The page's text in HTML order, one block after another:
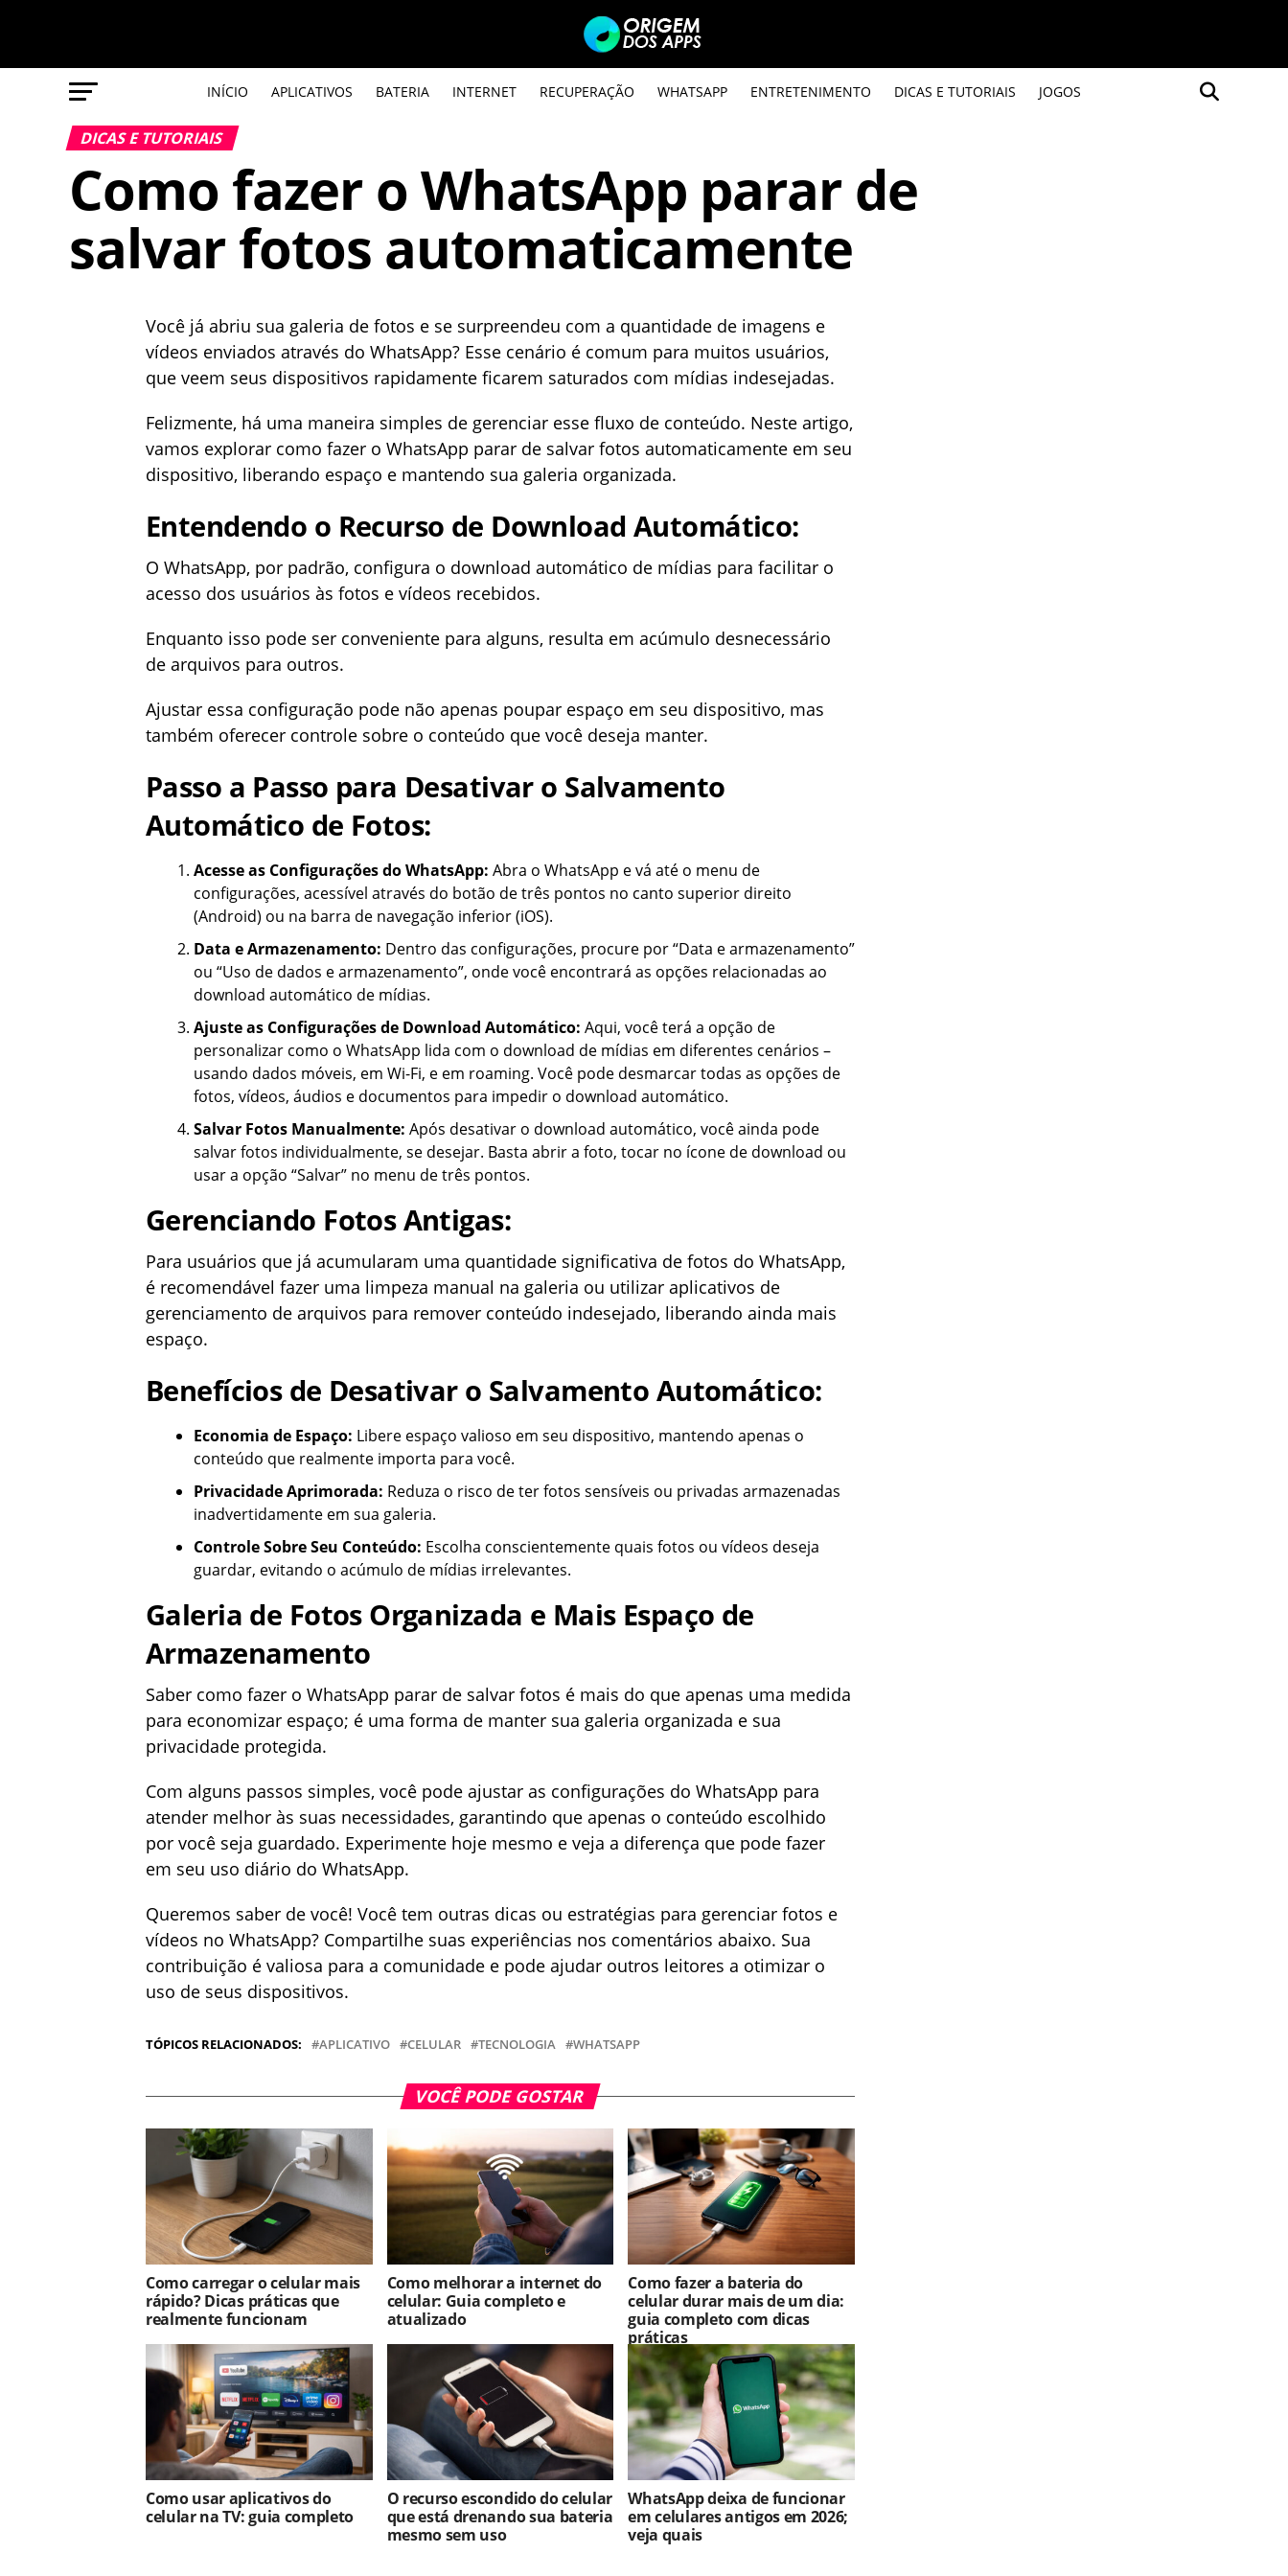
INÍCIO APLICATIVOS BATERIA INTERNET RECUPERAÇÃO WHATSAPP ENTRETENIMENTO DICAS E TUTORIAIS JOGOS
DICAS E TUTORIAIS
Como fazer o WhatsApp parar de
salvar fotos automaticamente
Você já abriu sua galeria de fotos e se surpreendeu com a quantidade de imagens e
vídeos enviados através do WhatsApp? Esse cenário é comum para muitos usuários,
que veem seus dispositivos rapidamente ficarem saturados com mídias indesejadas.
Felizmente, há uma maneira simples de gerenciar esse fluxo de conteúdo. Neste artigo,
vamos explorar como fazer o WhatsApp parar de salvar fotos automaticamente em seu
dispositivo, liberando espaço e mantendo sua galeria organizada.
Entendendo o Recurso de Download Automático:
O WhatsApp, por padrão, configura o download automático de mídias para facilitar o
acesso dos usuários às fotos e vídeos recebidos.
Enquanto isso pode ser conveniente para alguns, resulta em acúmulo desnecessário
de arquivos para outros.
Ajustar essa configuração pode não apenas poupar espaço em seu dispositivo, mas
também oferecer controle sobre o conteúdo que você deseja manter.
Passo a Passo para Desativar o Salvamento
Automático de Fotos:
Acesse as Configurações do WhatsApp: Abra o WhatsApp e vá até o menu de
configurações, acessível através do botão de três pontos no canto superior direito
(Android) ou na barra de navegação inferior (iOS).
Data e Armazenamento: Dentro das configurações, procure por “Data e armazenamento”
ou “Uso de dados e armazenamento”, onde você encontrará as opções relacionadas ao
download automático de mídias.
Ajuste as Configurações de Download Automático: Aqui, você terá a opção de
personalizar como o WhatsApp lida com o download de mídias em diferentes cenários –
usando dados móveis, em Wi-Fi, e em roaming. Você pode desmarcar todas as opções de
fotos, vídeos, áudios e documentos para impedir o download automático.
Salvar Fotos Manualmente: Após desativar o download automático, você ainda pode
salvar fotos individualmente, se desejar. Basta abrir a foto, tocar no ícone de download ou
usar a opção “Salvar” no menu de três pontos.
Gerenciando Fotos Antigas:
Para usuários que já acumularam uma quantidade significativa de fotos do WhatsApp,
é recomendável fazer uma limpeza manual na galeria ou utilizar aplicativos de
gerenciamento de arquivos para remover conteúdo indesejado, liberando ainda mais
espaço.
Benefícios de Desativar o Salvamento Automático:
Economia de Espaço: Libere espaço valioso em seu dispositivo, mantendo apenas o
conteúdo que realmente importa para você.
Privacidade Aprimorada: Reduza o risco de ter fotos sensíveis ou privadas armazenadas
inadvertidamente em sua galeria.
Controle Sobre Seu Conteúdo: Escolha conscientemente quais fotos ou vídeos deseja
guardar, evitando o acúmulo de mídias irrelevantes.
Galeria de Fotos Organizada e Mais Espaço de
Armazenamento
Saber como fazer o WhatsApp parar de salvar fotos é mais do que apenas uma medida
para economizar espaço; é uma forma de manter sua galeria organizada e sua
privacidade protegida.
Com alguns passos simples, você pode ajustar as configurações do WhatsApp para
atender melhor às suas necessidades, garantindo que apenas o conteúdo escolhido
por você seja guardado. Experimente hoje mesmo e veja a diferença que pode fazer
em seu uso diário do WhatsApp.
Queremos saber de você! Você tem outras dicas ou estratégias para gerenciar fotos e
vídeos no WhatsApp? Compartilhe suas experiências nos comentários abaixo. Sua
contribuição é valiosa para a comunidade e pode ajudar outros leitores a otimizar o
uso de seus dispositivos.
TÓPICOS RELACIONADOS: APLICATIVO CELULAR TECNOLOGIA WHATSAPP
VOCÊ PODE GOSTAR
Como carregar o celular mais
rápido? Dicas práticas que
realmente funcionam
Como melhorar a internet do
celular: Guia completo e
atualizado
Como fazer a bateria do
celular durar mais de um dia:
guia completo com dicas
práticas
Como usar aplicativos do
celular na TV: guia completo
O recurso escondido do celular
que está drenando sua bateria
mesmo sem uso
WhatsApp deixa de funcionar
em celulares antigos em 2026;
veja quais